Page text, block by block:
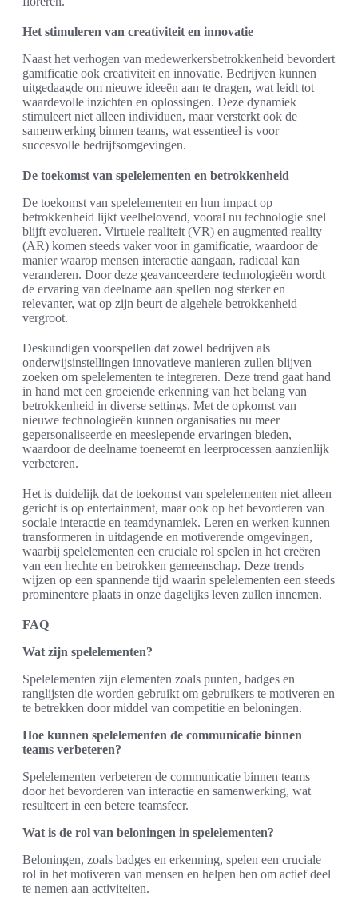
Het stimuleren van creativiteit en innovatie
Naast het verhogen van medewerkersbetrokkenheid bevordert
gamificatie ook creativiteit en innovatie. Bedrijven kunnen
uitgedaagde om nieuwe ideeën aan te dragen, wat leidt tot
waardevolle inzichten en oplossingen. Deze dynamiek
stimuleert niet alleen individuen, maar versterkt ook de
samenwerking binnen teams, wat essentieel is voor
succesvolle bedrijfsomgevingen.
De toekomst van spelelementen en betrokkenheid
De toekomst van spelelementen en hun impact op
betrokkenheid lijkt veelbelovend, vooral nu technologie snel
blijft evolueren. Virtuele realiteit (VR) en augmented reality
(AR) komen steeds vaker voor in gamificatie, waardoor de
manier waarop mensen interactie aangaan, radicaal kan
veranderen. Door deze geavanceerdere technologieën wordt
de ervaring van deelname aan spellen nog sterker en
relevanter, wat op zijn beurt de algehele betrokkenheid
vergroot.
Deskundigen voorspellen dat zowel bedrijven als
onderwijsinstellingen innovatieve manieren zullen blijven
zoeken om spelelementen te integreren. Deze trend gaat hand
in hand met een groeiende erkenning van het belang van
betrokkenheid in diverse settings. Met de opkomst van
nieuwe technologieën kunnen organisaties nu meer
gepersonaliseerde en meeslepende ervaringen bieden,
waardoor de deelname toeneemt en leerprocessen aanzienlijk
verbeteren.
Het is duidelijk dat de toekomst van spelelementen niet alleen
gericht is op entertainment, maar ook op het bevorderen van
sociale interactie en teamdynamiek. Leren en werken kunnen
transformeren in uitdagende en motiverende omgevingen,
waarbij spelelementen een cruciale rol spelen in het creëren
van een hechte en betrokken gemeenschap. Deze trends
wijzen op een spannende tijd waarin spelelementen een steeds
prominentere plaats in onze dagelijks leven zullen innemen.
FAQ
Wat zijn spelelementen?
Spelelementen zijn elementen zoals punten, badges en
ranglijsten die worden gebruikt om gebruikers te motiveren en
te betrekken door middel van competitie en beloningen.
Hoe kunnen spelelementen de communicatie binnen
teams verbeteren?
Spelelementen verbeteren de communicatie binnen teams
door het bevorderen van interactie en samenwerking, wat
resulteert in een betere teamsfeer.
Wat is de rol van beloningen in spelelementen?
Beloningen, zoals badges en erkenning, spelen een cruciale
rol in het motiveren van mensen en helpen hen om actief deel
te nemen aan activiteiten.